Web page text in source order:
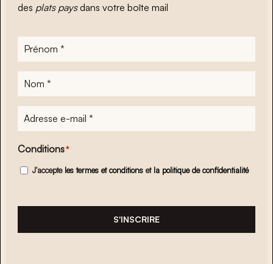
des plats paysdans votre boîte mail
Prénom
Nom
Adresse
e-
mail*
Conditions*
J'accepte les termes et conditions et la politique de confidentialité
S'INSCRIRE